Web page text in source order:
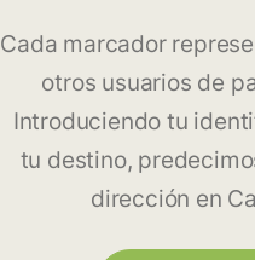
Cada marcador
otros usuarios de
Introduciendo tu
tu destino,
dirección en